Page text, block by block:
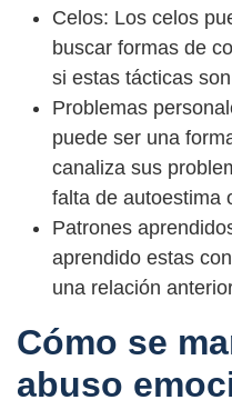
Celos: Los celos
buscar formas de
si estas tácticas
Problemas
puede ser una
canaliza sus
falta de autoestima
Patrones
aprendido estas
una relación
Cómo se
abuso